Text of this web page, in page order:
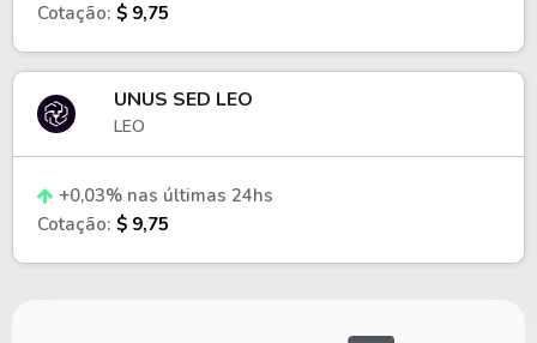
Cotação: $ 9,75
UNUS SED LEO
LEO
+0,03% nas últimas 24hs
Cotação: $ 9,75